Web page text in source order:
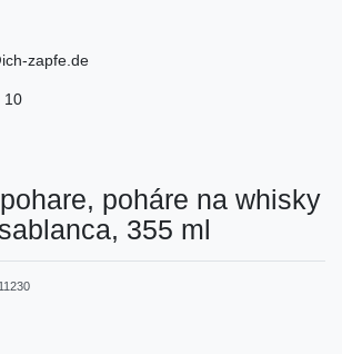
zapfe.de
10
poháre na whisky
355 ml